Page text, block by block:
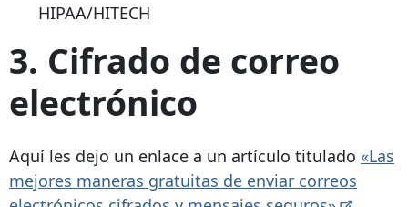
HIPAA/HITECH
3. Cifrado de correo
electrónico
Aquí les dejo un enlace a un artículo titulado «Las
mejores maneras gratuitas de enviar correos